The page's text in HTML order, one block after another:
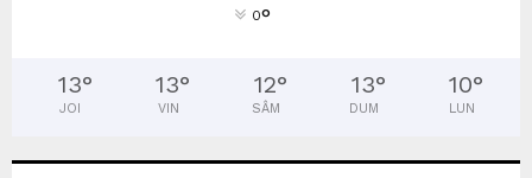
0°
13°
JOI
13°
VIN
12°
SÂM
13°
DUM
10°
LUN